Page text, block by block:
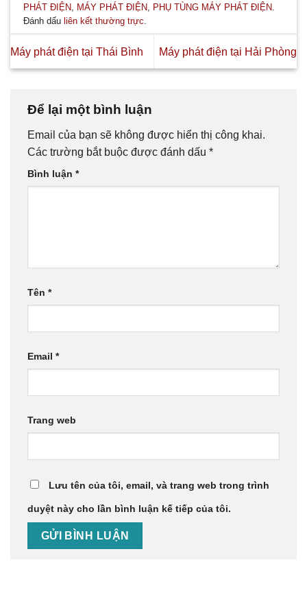
PHÁT ĐIỆN
MÁY PHÁT ĐIỆN PHỤ TÙNG MÁY PHÁT ĐIỆN
Đánh dấu liên kết thường trực
Máy phát điện tại Thái Bình Máy phát điện tại Hải Phòng
Để lại một bình luận
Email của bạn sẽ không được hiển thị công khai.
Các trường bắt buộc được đánh dấu *
Bình luận *
Tên *
Email *
Trang web
Lưu tên của tôi, email, và trang web trong trình
duyệt này cho lần bình luận kế tiếp của tôi.